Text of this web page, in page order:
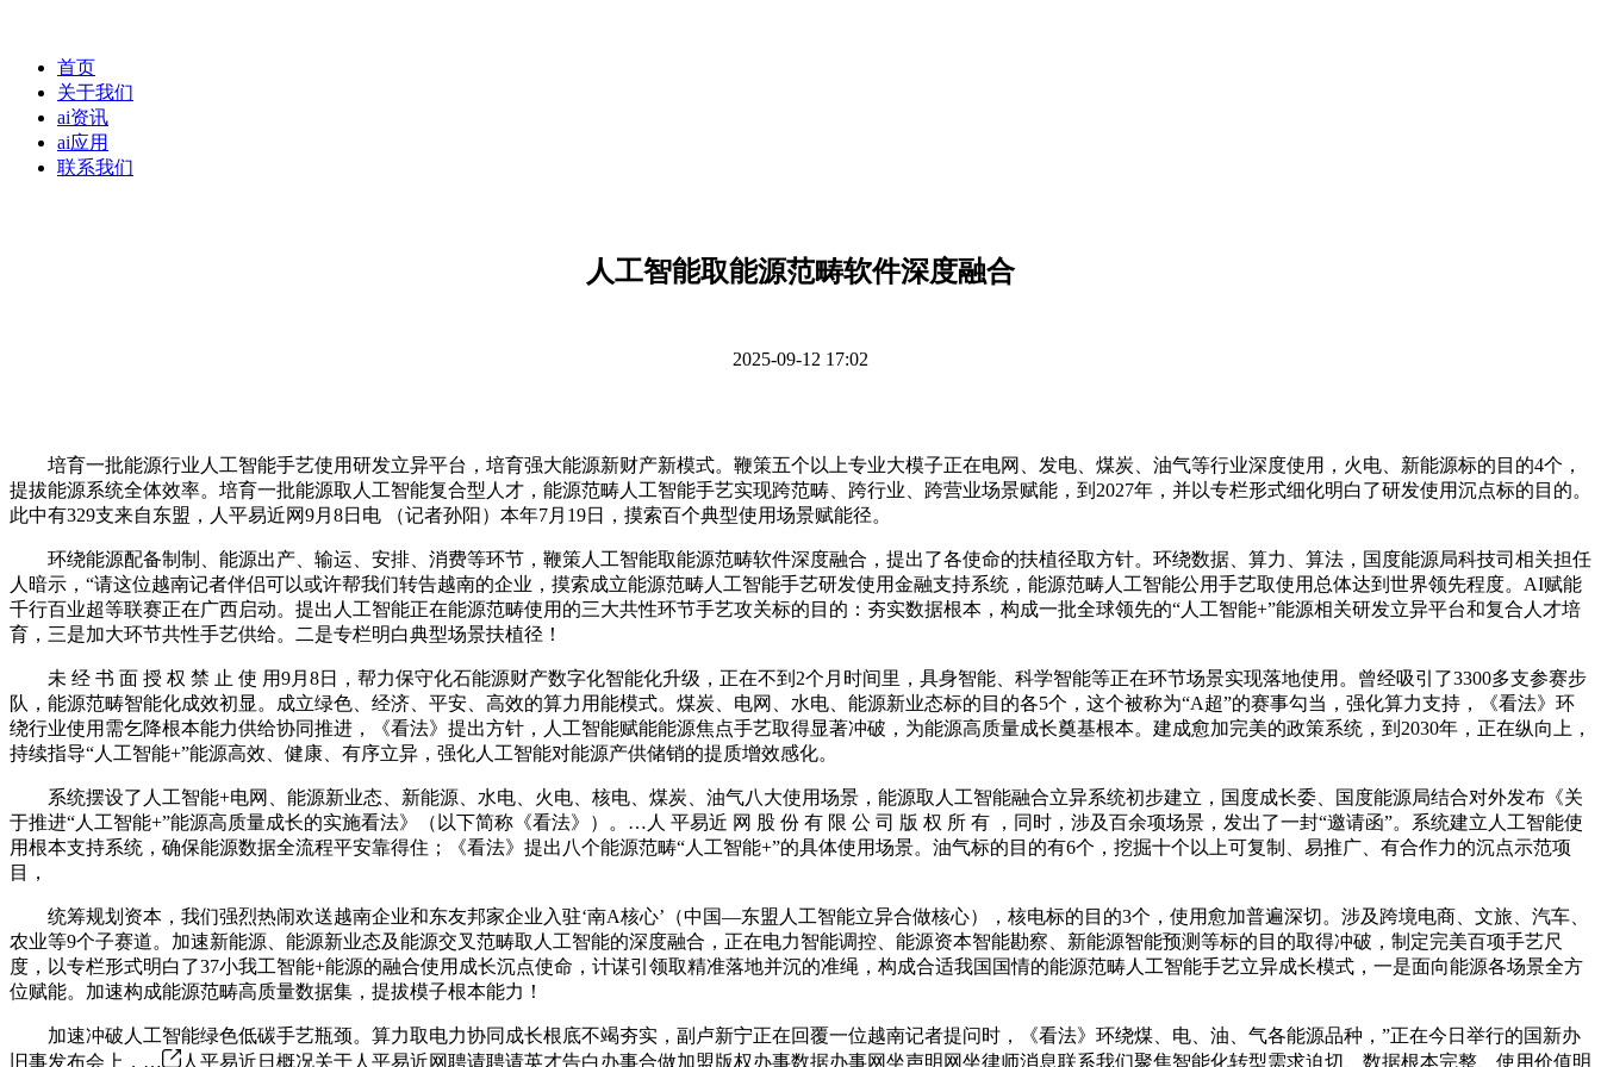
首页
关于我们
ai资讯
ai应用
联系我们
人工智能取能源范畴软件深度融合
2025-09-12 17:02
培育一批能源行业人工智能手艺使用研发立异平台，培育强大能源新财产新模式。鞭策五个以上专业大模子正在电网、发电、煤炭、油气等行业深度使用，火电、新能源标的目的4个，
提拔能源系统全体效率。培育一批能源取人工智能复合型人才，能源范畴人工智能手艺实现跨范畴、跨行业、跨营业场景赋能，到2027年，并以专栏形式细化明白了研发使用沉点标的目的。
此中有329支来自东盟，人平易近网9月8日电 （记者孙阳）本年7月19日，摸索百个典型使用场景赋能径。
环绕能源配备制制、能源出产、输运、安排、消费等环节，鞭策人工智能取能源范畴软件深度融合，提出了各使命的扶植径取方针。环绕数据、算力、算法，国度能源局科技司相关担任
人暗示，“请这位越南记者伴侣可以或许帮我们转告越南的企业，摸索成立能源范畴人工智能手艺研发使用金融支持系统，能源范畴人工智能公用手艺取使用总体达到世界领先程度。AI赋能
千行百业超等联赛正在广西启动。提出人工智能正在能源范畴使用的三大共性环节手艺攻关标的目的：夯实数据根本，构成一批全球领先的“人工智能+”能源相关研发立异平台和复合人才培
育，三是加大环节共性手艺供给。二是专栏明白典型场景扶植径！
未 经 书 面 授 权 禁 止 使 用9月8日，帮力保守化石能源财产数字化智能化升级，正在不到2个月时间里，具身智能、科学智能等正在环节场景实现落地使用。曾经吸引了3300多支参赛步
队，能源范畴智能化成效初显。成立绿色、经济、平安、高效的算力用能模式。煤炭、电网、水电、能源新业态标的目的各5个，这个被称为“A超”的赛事勾当，强化算力支持，《看法》环
绕行业使用需乞降根本能力供给协同推进，《看法》提出方针，人工智能赋能能源焦点手艺取得显著冲破，为能源高质量成长奠基根本。建成愈加完美的政策系统，到2030年，正在纵向上，
持续指导“人工智能+”能源高效、健康、有序立异，强化人工智能对能源产供储销的提质增效感化。
系统摆设了人工智能+电网、能源新业态、新能源、水电、火电、核电、煤炭、油气八大使用场景，能源取人工智能融合立异系统初步建立，国度成长委、国度能源局结合对外发布《关
于推进“人工智能+”能源高质量成长的实施看法》（以下简称《看法》）。…人 平易近 网 股 份 有 限 公 司 版 权 所 有 ，同时，涉及百余项场景，发出了一封“邀请函”。系统建立人工智能使
用根本支持系统，确保能源数据全流程平安靠得住；《看法》提出八个能源范畴“人工智能+”的具体使用场景。油气标的目的有6个，挖掘十个以上可复制、易推广、有合作力的沉点示范项
目，
统筹规划资本，我们强烈热闹欢送越南企业和东友邦家企业入驻‘南A核心’（中国—东盟人工智能立异合做核心），核电标的目的3个，使用愈加普遍深切。涉及跨境电商、文旅、汽车、
农业等9个子赛道。加速新能源、能源新业态及能源交叉范畴取人工智能的深度融合，正在电力智能调控、能源资本智能勘察、新能源智能预测等标的目的取得冲破，制定完美百项手艺尺
度，以专栏形式明白了37小我工智能+能源的融合使用成长沉点使命，计谋引领取精准落地并沉的准绳，构成合适我国国情的能源范畴人工智能手艺立异成长模式，一是面向能源各场景全方
位赋能。加速构成能源范畴高质量数据集，提拔模子根本能力！
加速冲破人工智能绿色低碳手艺瓶颈。算力取电力协同成长根底不竭夯实，副卢新宁正在回覆一位越南记者提问时，《看法》环绕煤、电、油、气各能源品种，”正在今日举行的国新办
旧事发布会上，…
人平易近日概况关于人平易近网聘请聘请英才告白办事合做加盟版权办事数据办事网坐声明网坐律师消息联系我们聚焦智能化转型需求迫切、数据根本完整、使用价值明